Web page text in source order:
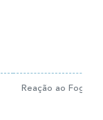
Reação ao Fogo